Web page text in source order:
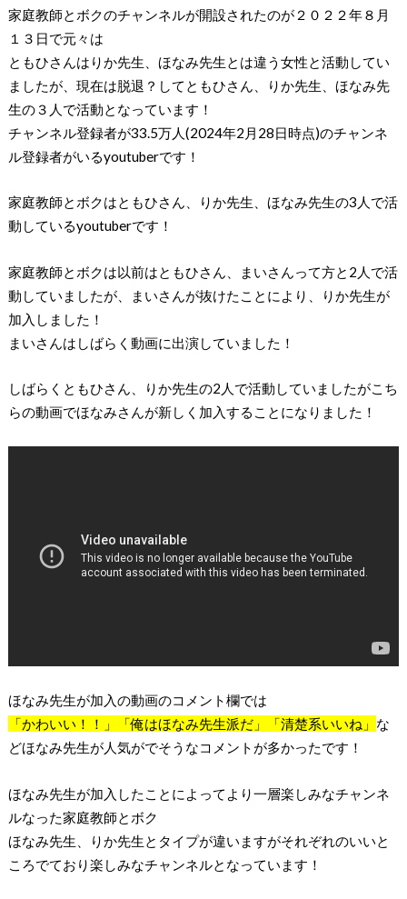
家庭教師とボクのチャンネルが開設されたのが２０２２年８月
１３日で元々は
ともひさんはりか先生、ほなみ先生とは違う女性と活動してい
ましたが、現在は脱退？してともひさん、りか先生、ほなみ先
生の３人で活動となっています！
チャンネル登録者が33.5万人(2024年2月28日時点)のチャンネ
ル登録者がいるyoutuberです！
家庭教師とボクはともひさん、りか先生、ほなみ先生の3人で活
動しているyoutuberです！
家庭教師とボクは以前はともひさん、まいさんって方と2人で活
動していましたが、まいさんが抜けたことにより、りか先生が
加入しました！
まいさんはしばらく動画に出演していました！
しばらくともひさん、りか先生の2人で活動していましたがこち
らの動画でほなみさんが新しく加入することになりました！
ほなみ先生が加入の動画のコメント欄では
「かわいい！！」「俺はほなみ先生派だ」「清楚系いいね」 な
どほなみ先生が人気がでそうなコメントが多かったです！
ほなみ先生が加入したことによってより一層楽しみなチャンネ
ルなった家庭教師とボク
ほなみ先生、りか先生とタイプが違いますがそれぞれのいいと
ころでており楽しみなチャンネルとなっています！